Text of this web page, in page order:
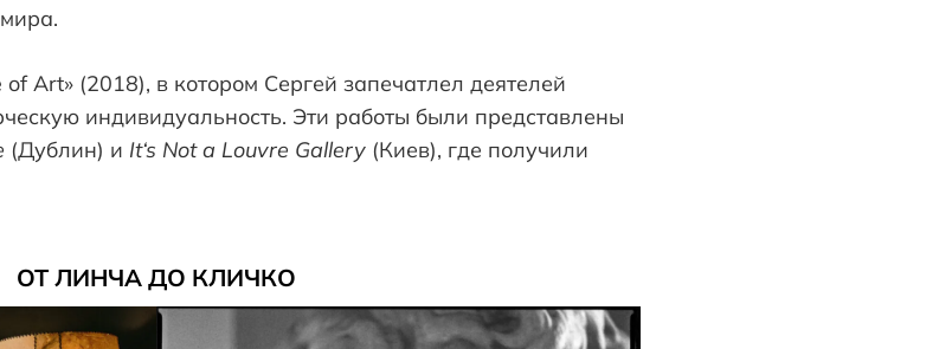
Art» (2018), в котором Сергей запечатлел деятелей
индивидуальность. Эти работы были представлены
(Дублин) и It‘s Not a Louvre Gallery(Киев), где получили
ОТ ЛИНЧА ДО КЛИЧКО